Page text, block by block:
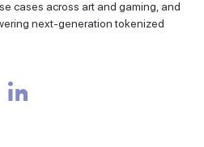
cases across art and gaming, and
next-generation tokenized